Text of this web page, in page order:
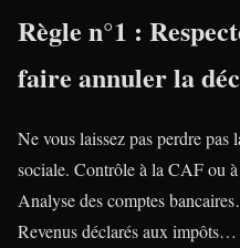
Règle n°1 :
faire annuler la
Ne vous laissez pas perdre pas
sociale. Contrôle à la CAF ou
Analyse des comptes
Revenus déclarés aux